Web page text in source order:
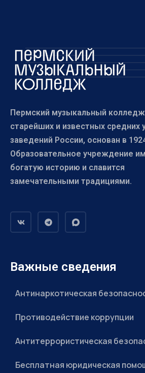
Пермский музыкальный колледж
старейших и известных средних
заведений России, основан в
Образовательное учреждение
богатую историю и славится
замечательными традициями.
Важные сведения
Антинаркотическая
Противодействие коррупции
Антитеррористическая
Бесплатная юридическая